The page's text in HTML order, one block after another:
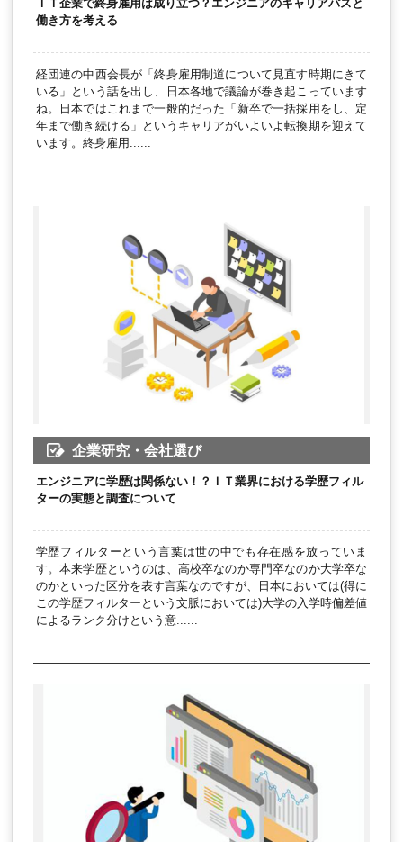
働き方を考える
経団連の中西会長が「終身雇用制道について見直す時期にきて
いる」という話を出し、日本各地で議論が巻き起こっています
ね。日本ではこれまで一般的だった「新卒で一括採用をし、定
年まで働き続ける」というキャリアがいよいよ転換期を迎えて
います。終身雇用......
企業研究・会社選び
エンジニアに学歴は関係ない！？ＩＴ業界における学歴フィル
ターの実態と調査について
学歴フィルターという言葉は世の中でも存在感を放っていま
す。本来学歴というのは、高校卒なのか専門卒なのか大学卒な
のかといった区分を表す言葉なのですが、日本においては(得に
この学歴フィルターという文脈においては)大学の入学時偏差値
によるランク分けという意......